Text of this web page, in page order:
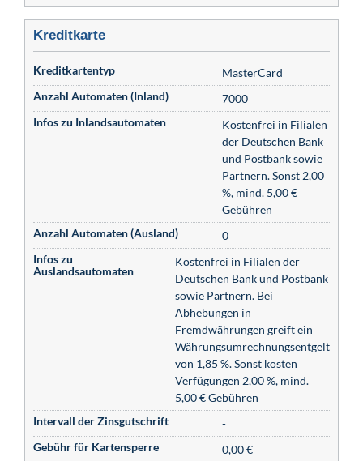
Kreditkarte
Kreditkartentyp
MasterCard
Anzahl Automaten (Inland)
7000
Infos zu Inlandsautomaten
Kostenfrei in Filialen
der Deutschen Bank
und Postbank sowie
Partnern. Sonst 2,00
%, mind. 5,00 €
Gebühren
Anzahl Automaten (Ausland)
0
Infos zu
Auslandsautomaten
Kostenfrei in Filialen der
Deutschen Bank und Postbank
sowie Partnern. Bei
Abhebungen in
Fremdwährungen greift ein
Währungsumrechnungsentgelt
von 1,85 %. Sonst kosten
Verfügungen 2,00 %, mind.
5,00 € Gebühren
Intervall der Zinsgutschrift
-
Gebühr für Kartensperre
0,00 €